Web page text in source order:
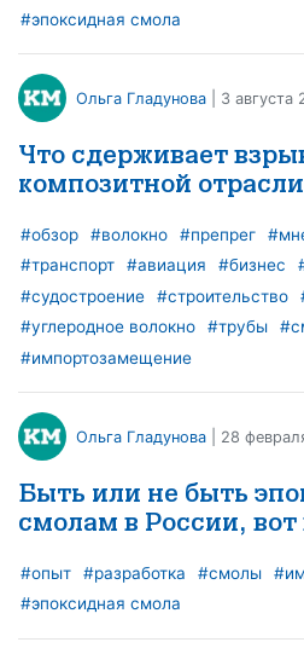
#эпоксидная смола
Ольга Гладунова | 3 августа
Что сдерживает
композитной
#обзор #волокно #препрег
#транспорт
#авиация #бизнес
#судостроение
#строительство
#углеродное волокно
#трубы
#импортозамещение
Ольга Гладунова | 28
Быть или не быть
смолам в России, вот
#опыт #разработка #смолы
#эпоксидная смола